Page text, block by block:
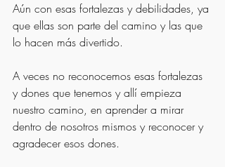
Aún con esas fortalezas y debilidades, ya
que ellas son parte del camino y las que
lo hacen más divertido.
A veces no reconocemos esas fortalezas
y dones que tenemos y allí empieza
nuestro camino, en aprender a mirar
dentro de nosotros mismos y reconocer y
agradecer esos dones.